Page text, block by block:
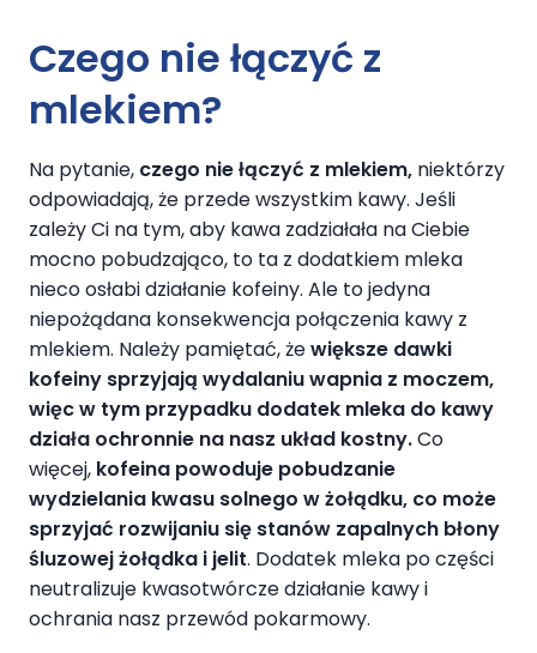
Czego nie łączyć z
mlekiem?
Na pytanie, czego nie łączyć z mlekiem, niektórzy
odpowiadają, że przede wszystkim kawy. Jeśli
zależy Ci na tym, aby kawa zadziałała na Ciebie
mocno pobudzająco, to ta z dodatkiem mleka
nieco osłabi działanie kofeiny. Ale to jedyna
niepożądana konsekwencja połączenia kawy z
mlekiem. Należy pamiętać, żewiększe dawki
kofeiny sprzyjają wydalaniu wapnia z moczem,
więc w tym przypadku dodatek mleka do kawy
działa ochronnie na nasz układ kostny.Co
więcej, kofeina powoduje pobudzanie
wydzielania kwasu solnego w żołądku, co może
sprzyjać rozwijaniu się stanów zapalnych błony
śluzowej żołądka i jelit. Dodatek mleka po części
neutralizuje kwasotwórcze działanie kawy i
ochrania nasz przewód pokarmowy.